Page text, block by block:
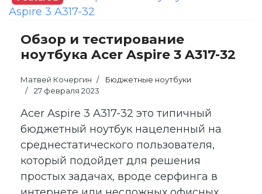
Обзор и тестирование
ноутбука Acer Aspire 3 A317-32
Матвей Кочергин
Бюджетные ноутбуки
27 февраля 2023
Acer Aspire 3 A317-32 это типичный
бюджетный ноутбук нацеленный на
среднестатического пользователя,
который подойдет для решения
простых задачах, вроде серфинга в